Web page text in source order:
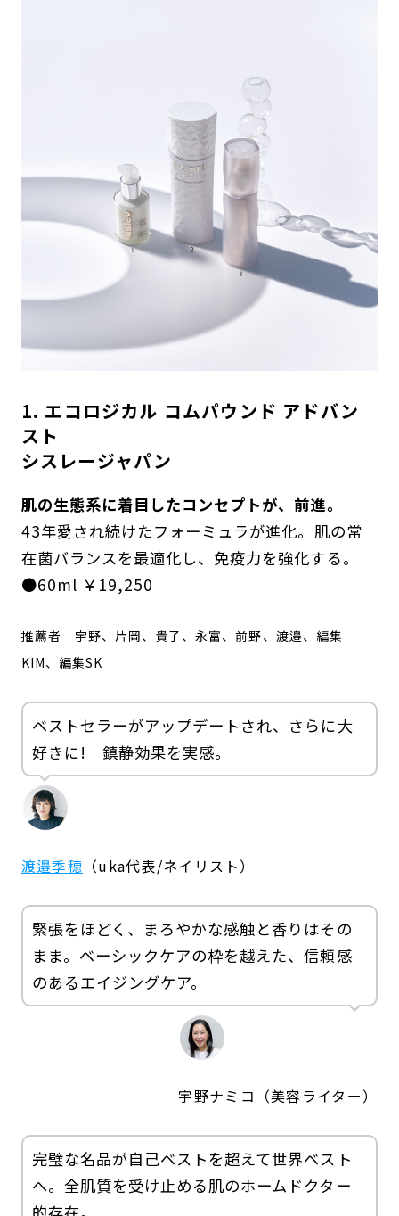
1. エコロジカル コムパウンド アドバン
スト
シスレージャパン
肌の生態系に着目したコンセプトが、前進。
43年愛され続けたフォーミュラが進化。肌の常
在菌バランスを最適化し、免疫力を強化する。
●60ml ￥19,250
推薦者 宇野、片岡、貴子、永富、前野、渡邉、編集
KIM、編集SK
ベストセラーがアップデートされ、さらに大
好きに! 鎮静効果を実感。
渡邉季穂 （uka代表/ネイリスト）
緊張をほどく、まろやかな感触と香りはその
まま。ベーシックケアの枠を越えた、信頼感
のあるエイジングケア。
宇野ナミコ（美容ライター）
完璧な名品が自己ベストを超えて世界ベスト
へ。全肌質を受け止める肌のホームドクター